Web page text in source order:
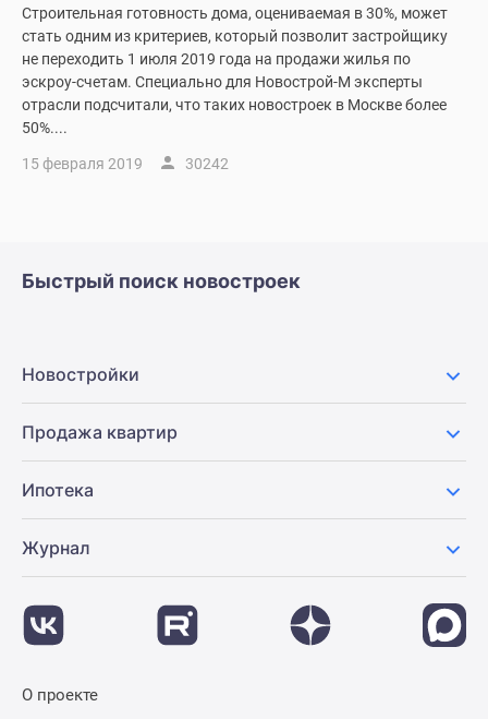
авторы
проекте
Контакты
Реклама
места
ипотека
ипотека
скидками
41%
Видео
360°
застройщиком
Строительная готовность дома, оцениваемая в 30%, может
стать одним из критериев, который позволит застройщику
не переходить 1 июля 2019 года на продажи жилья по
эскроу-счетам. Специально для Новострой-М эксперты
отрасли подсчитали, что таких новостроек в Москве более
50%....
15 февраля 2019 30242
Быстрый поиск новостроек
Новостройки
Продажа квартир
Ипотека
Журнал
О проекте